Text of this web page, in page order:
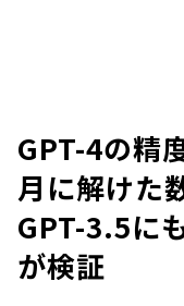
GPT-4の精
月に解けた
GPT-3.5に
が検証